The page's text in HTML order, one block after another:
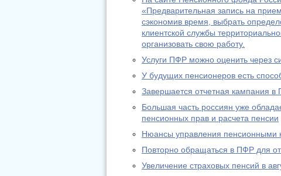
«Предварительная запись на
сэкономив время, выбрать
клиентской службы
организовать свою работу.
Услуги ПФР можно оценить через
У будущих пенсионеров есть
Завершается отчетная кампания в
Большая часть россиян уже
пенсионных прав и расчета пенсии
Нюансы управления пенсионными
Повторно обращаться в ПФР для
Увеличение страховых пенсий в